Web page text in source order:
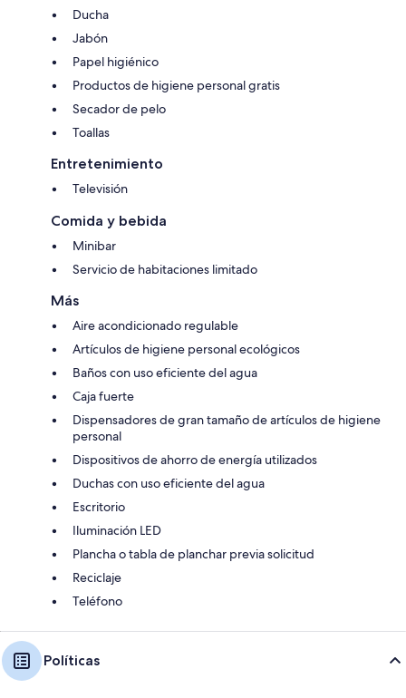
Ducha
Jabón
Papel higiénico
Productos de higiene personal gratis
Secador de pelo
Toallas
Entretenimiento
Televisión
Comida y bebida
Minibar
Servicio de habitaciones limitado
Más
Aire acondicionado regulable
Artículos de higiene personal ecológicos
Baños con uso eficiente del agua
Caja fuerte
Dispensadores de gran tamaño de artículos de higiene
personal
Dispositivos de ahorro de energía utilizados
Duchas con uso eficiente del agua
Escritorio
Iluminación LED
Plancha o tabla de planchar previa solicitud
Reciclaje
Teléfono
Políticas